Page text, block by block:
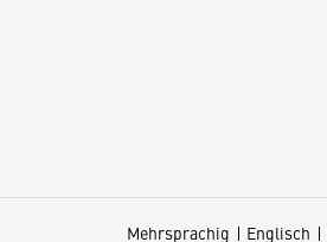
Mehrsprachig Englisch